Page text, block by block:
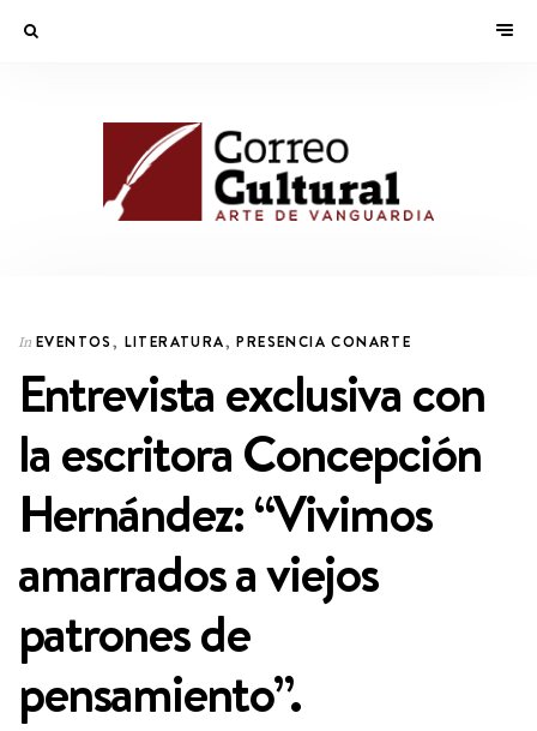
In EVENTOS, LITERATURA,PRESENCIA CONARTE
Entrevista exclusiva con
la escritora Concepción
Hernández: “Vivimos
amarrados a viejos
patrones de
pensamiento”.